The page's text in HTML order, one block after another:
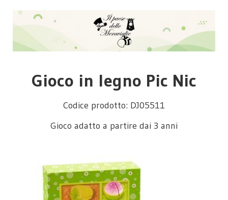
Gioco in legno Pic Nic
Codice prodotto: DJ05511
Gioco adatto a partire dai 3 anni